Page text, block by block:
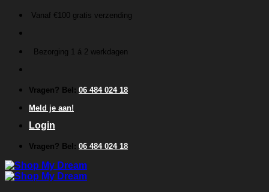
inhoud
Vanaf €100 gratis verzending
Bezorging 1 á 2 werkdagen
Vragen? Bel: 06 484 024 18
Meld je aan!
Login
Vragen? Bel: 06 484 024 18